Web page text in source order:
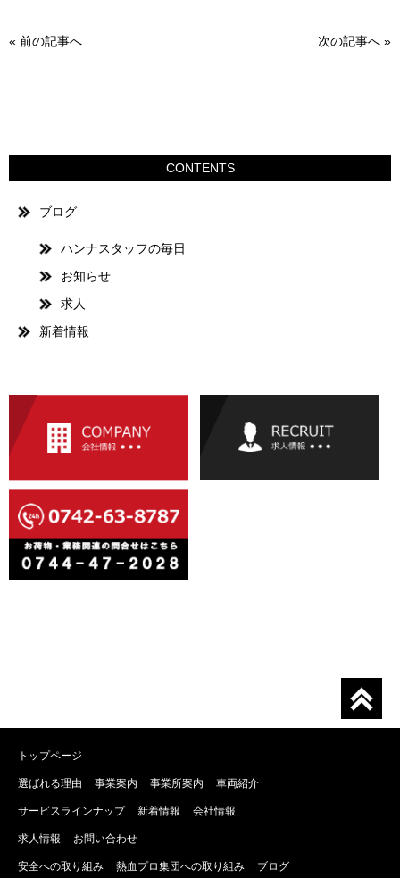
« 前の記事へ 次の記事へ »
CONTENTS
ブログ
ハンナスタッフの毎日
お知らせ
求人
新着情報
トップページ
選ばれる理由 事業案内 事業所案内 車両紹介
サービスラインナップ 新着情報 会社情報
求人情報 お問い合わせ
安全への取り組み 熱血プロ集団への取り組み ブログ